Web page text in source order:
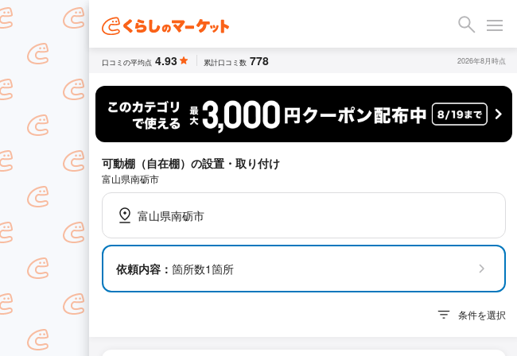
口コミの平均点 4.93 累計口コミ数 778 2026年8月時点
可動棚（自在棚）の設置・取り付け
富山県南砺市
富山県南砺市
依頼内容： 箇所数1箇所
条件を選択